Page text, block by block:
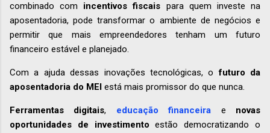
combinado com incentivos fiscais para quem investe na
aposentadoria, pode transformar o ambiente de negócios e
permitir que mais empreendedores tenham um futuro
financeiro estável e planejado.
Com a ajuda dessas inovações tecnológicas, ofuturo da
aposentadoria do MEI está mais promissor do que nunca.
Ferramentas digitais, educação financeira e novas
oportunidades de investimento estão democratizando o